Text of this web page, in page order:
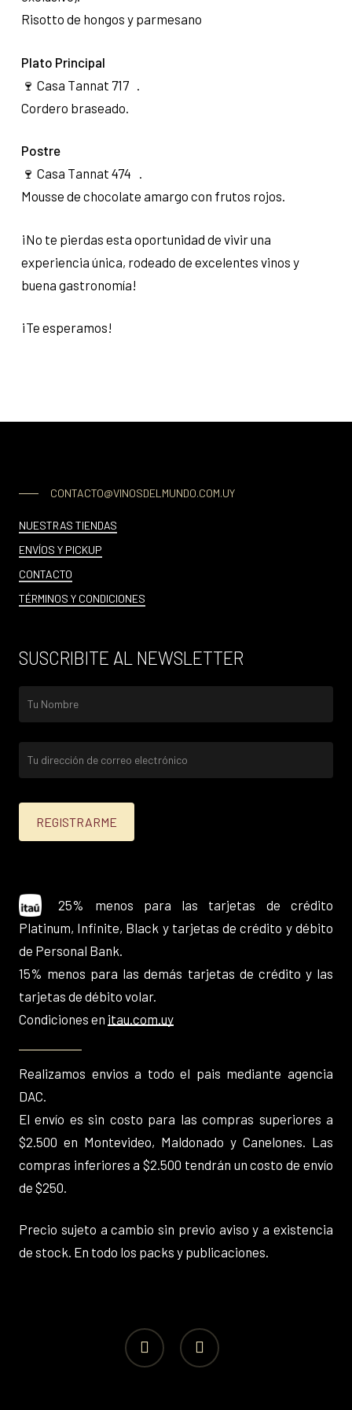
Risotto de hongos y parmesano
Plato Principal
🍷 Casa Tannat 717 .
Cordero braseado.
Postre
🍷 Casa Tannat 474 .
Mousse de chocolate amargo con frutos rojos.
¡No te pierdas esta oportunidad de vivir una
experiencia única, rodeado de excelentes vinos y
buena gastronomía!
¡Te esperamos!
CONTACTO@VINOSDELMUNDO.COM.UY
NUESTRAS TIENDAS
ENVÍOS Y PICKUP
CONTACTO
TÉRMINOS Y CONDICIONES
SUSCRIBITE AL NEWSLETTER
25% menos para las tarjetas de crédito
Platinum, Infinite, Black y tarjetas de crédito y débito
de Personal Bank.
15% menos para las demás tarjetas de crédito y las
tarjetas de débito volar.
Condiciones en itau.com.uy
Realizamos envios a todo el pais mediante agencia
DAC.
El envío es sin costo para las compras superiores a
$2.500 en Montevideo, Maldonado y Canelones. Las
compras inferiores a $2.500 tendrán un costo de envío
de $250.
Precio sujeto a cambio sin previo aviso y a existencia
de stock. En todo los packs y publicaciones.
facebook instagram